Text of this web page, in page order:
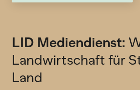
LID Mediendienst:
Landwirtschaft für
Land